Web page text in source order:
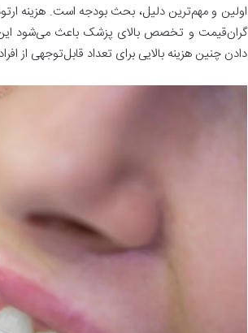
اولین و مهم‌ترین دلیل، بحث بودجه است. هزینه
گران‌قیمت و تخصص بالای پزشک باعث می‌شود این
دادن چنین هزینه بالایی برای تعداد قابل‌توجهی از